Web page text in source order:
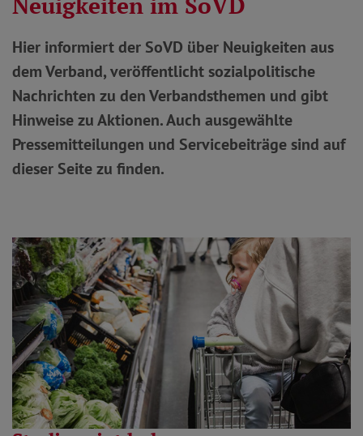
Hier informiert der SoVD über Neuigkeiten aus
dem Verband, veröffentlicht sozialpolitische
Nachrichten zu den Verbandsthemen und gibt
Hinweise zu Aktionen. Auch ausgewählte
Pressemitteilungen und Servicebeiträge sind auf
dieser Seite zu finden.